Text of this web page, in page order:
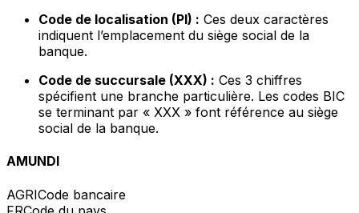
Code de localisation (PI) : Ces deux caractères
indiquent l’emplacement du siège social de la
banque.
Code de succursale (XXX) : Ces 3 chiffres
spécifient une branche particulière. Les codes BIC
se terminant par « XXX » font référence au siège
social de la banque.
AMUNDI
AGRICode bancaire